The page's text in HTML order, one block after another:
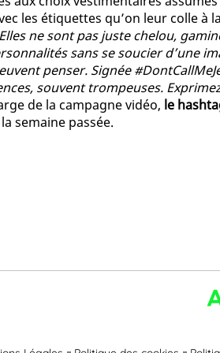
les étiquettes qu’on leur colle à
ne sont pas juste chelou,
sans se soucier d’une
penser. Signée
souvent trompeuses.
de la campagne vidéo, le
la semaine passée.